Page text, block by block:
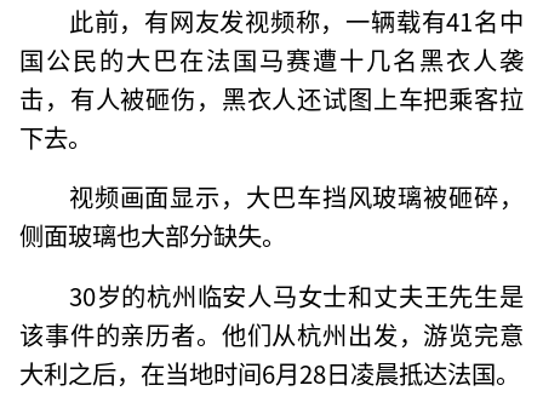
此前，有网友发视频称，一辆载有41名中
国公民的大巴在法国马赛遭十几名黑衣人袭
击，有人被砸伤，黑衣人还试图上车把乘客拉
下去。
视频画面显示，大巴车挡风玻璃被砸碎，
侧面玻璃也大部分缺失。
30岁的杭州临安人马女士和丈夫王先生是
该事件的亲历者。他们从杭州出发，游览完意
大利之后，在当地时间6月28日凌晨抵达法国。